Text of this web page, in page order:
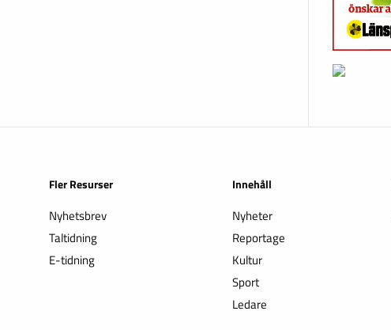
Fler Resurser
Nyhetsbrev
Taltidning
E-tidning
Innehåll
Nyheter
Reportage
Kultur
Sport
Ledare